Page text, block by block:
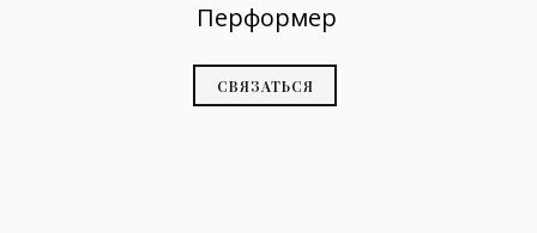
Перформер
СВЯЗАТЬСЯ